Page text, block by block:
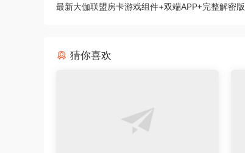
最新大伽联盟房卡游戏组件+双端APP+完整解密版
猜你喜欢